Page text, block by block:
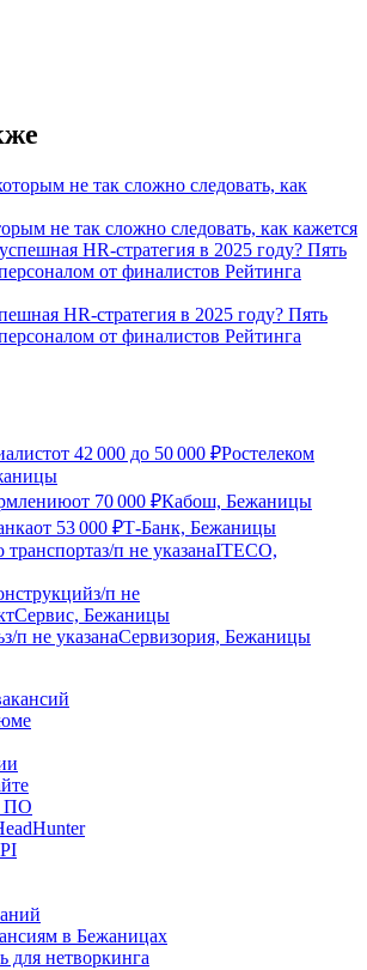
не так сложно следовать, как кажется
HR-стратегия в 2025 году? Пять
от финалистов Рейтинга
от 42 000 до 50 000 ₽Ростелеком
от 70 000 ₽Кабош, Бежаницы
от 53 000 ₽Т-Банк, Бежаницы
транспортаз/п не указанаITECO,
з/п не
Бежаницы
з/п не указанаСервизория, Бежаницы
ПО
в Бежаницах
для нетворкинга